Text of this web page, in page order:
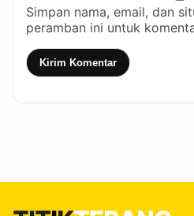
Simpan nama, email, dan
peramban ini untuk
Kirim Komentar